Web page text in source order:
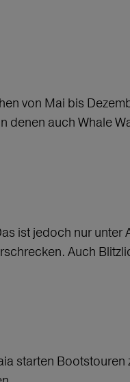
von Mai bis
denen auch Whale
ist jedoch nur unter
Auch
starten Bootstouren